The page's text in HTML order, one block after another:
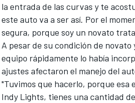
la entrada de las curvas y te
este auto va a ser así. Por el
segura, porque soy un novato
A pesar de su condición de
equipo rápidamente lo había
ajustes afectaron el manejo del
"Tuvimos que hacerlo, porque esa
Indy Lights, tienes una cantidad